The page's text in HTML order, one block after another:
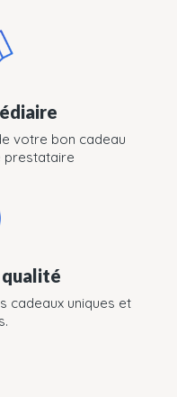
votre bon cadeau
prestataire
cadeaux uniques et